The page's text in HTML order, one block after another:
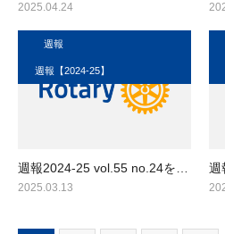
2025.04.24
週報2024-25 vol.55 no.24を…
2025.03.13
週報
週報【2024-25】
週